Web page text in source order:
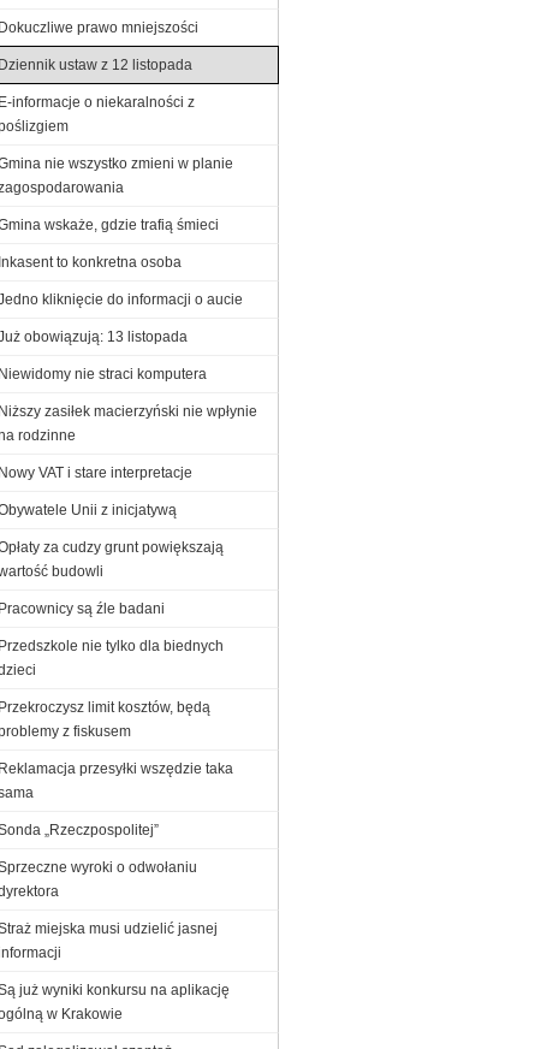
Dokuczliwe prawo mniejszości
Dziennik ustaw z 12 listopada
E-informacje o niekaralności z
nie wszystko zmieni w planie
wskaże, gdzie trafią śmieci
Inkasent to konkretna osoba
kliknięcie do informacji o aucie
obowiązują: 13 listopada
Niewidomy nie straci komputera
Niższy zasiłek macierzyński nie wpłynie
rodzinne
Nowy VAT i stare interpretacje
Unii z inicjatywą
za cudzy grunt powiększają
budowli
Pracownicy są źle badani
Przedszkole nie tylko dla biednych
Przekroczysz limit kosztów, będą
z fiskusem
Reklamacja przesyłki wszędzie taka
„Rzeczpospolitej”
wyroki o odwołaniu
miejska musi udzielić jasnej
już wyniki konkursu na aplikację
w Krakowie